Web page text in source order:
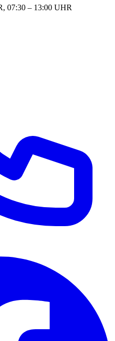
07:30 – 13:00 UHR